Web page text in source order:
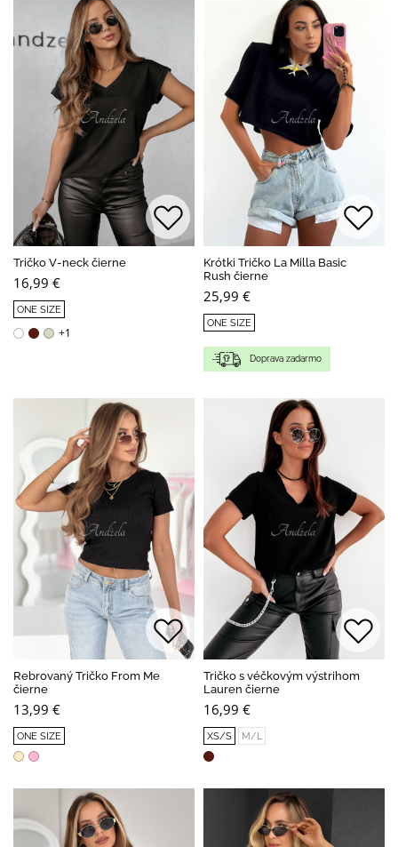
Tričko V-neck čierne
16,99 €
ONE SIZE
+1
Krótki Tričko La Milla Basic
Rush čierne
25,99 €
ONE SIZE
Doprava zadarmo
Rebrovaný Tričko From Me
čierne
13,99 €
ONE SIZE
Tričko s véčkovým výstrihom
Lauren čierne
16,99 €
XS/S M/L